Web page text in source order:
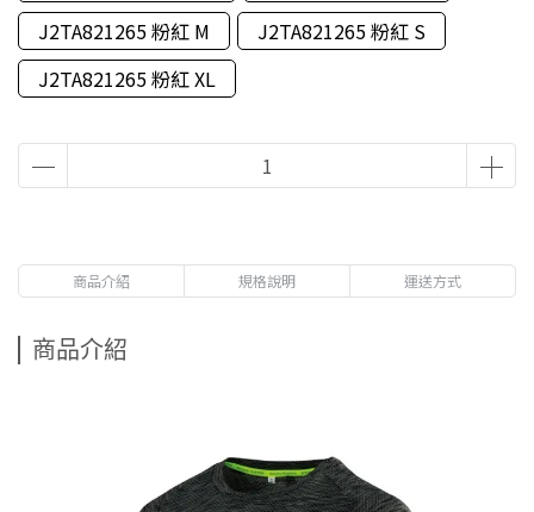
J2TA821265 粉紅 M
J2TA821265 粉紅 S
J2TA821265 粉紅 XL
商品介紹 規格說明 運送方式
商品介紹